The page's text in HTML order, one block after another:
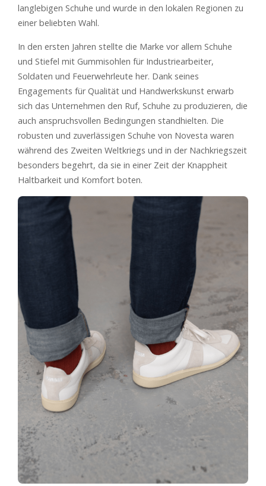
langlebigen Schuhe und wurde in den lokalen Regionen zu
einer beliebten Wahl.
In den ersten Jahren stellte die Marke vor allem Schuhe
und Stiefel mit Gummisohlen für Industriearbeiter,
Soldaten und Feuerwehrleute her. Dank seines
Engagements für Qualität und Handwerkskunst erwarb
sich das Unternehmen den Ruf, Schuhe zu produzieren, die
auch anspruchsvollen Bedingungen standhielten. Die
robusten und zuverlässigen Schuhe von Novesta waren
während des Zweiten Weltkriegs und in der Nachkriegszeit
besonders begehrt, da sie in einer Zeit der Knappheit
Haltbarkeit und Komfort boten.